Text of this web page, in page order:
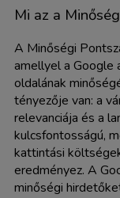
Mi az a
A Minőségi
amellyel a Google
oldalának
tényezője van: a
relevanciája és a
kulcsfontosságú,
kattintási
eredményez. A
minőségi